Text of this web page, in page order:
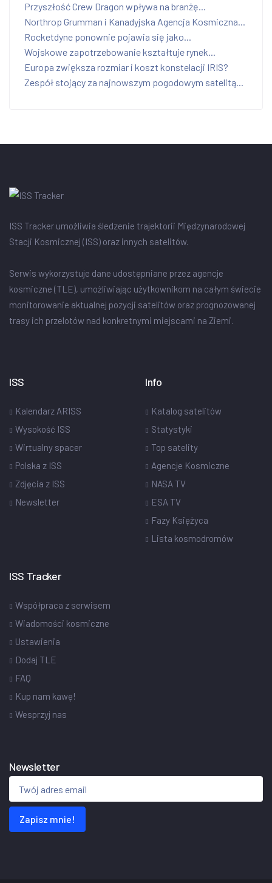
Przyszłość Crew Dragon wpływa na branżę...
Northrop Grumman i Kanadyjska Agencja Kosmiczna...
Rocketdyne ponownie pojawia się jako...
Wojskowe zapotrzebowanie kształtuje rynek...
Europa zwiększa rozmiar i koszt konstelacji IRIS?
Zespół stojący za najnowszym pogodowym satelitą...
ISS Tracker umożliwia śledzenie trajektorii Międzynarodowej
Stacji Kosmicznej (ISS) oraz innych satelitów.
Serwis wykorzystuje dane udostępniane przez agencje
kosmiczne (TLE), umożliwiając użytkownikom na całym świecie
monitorowanie aktualnej pozycji satelitów oraz prognozowanej
trasy ich przelotów nad konkretnymi miejscami na Ziemi.
ISS
Kalendarz ARISS
Wysokość ISS
Wirtualny spacer
Polska z ISS
Zdjęcia z ISS
Newsletter
Info
Katalog satelitów
Statystyki
Top satelity
Agencje Kosmiczne
NASA TV
ESA TV
Fazy Księżyca
Lista kosmodromów
ISS Tracker
Współpraca z serwisem
Wiadomości kosmiczne
Ustawienia
Dodaj TLE
FAQ
Kup nam kawę!
Wesprzyj nas
Newsletter
Zapisz mnie!